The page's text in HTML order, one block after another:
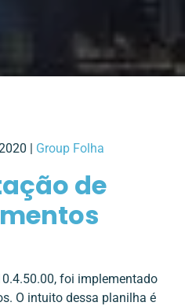
| Group Folha
de
foi implementado
O intuito dessa planilha é